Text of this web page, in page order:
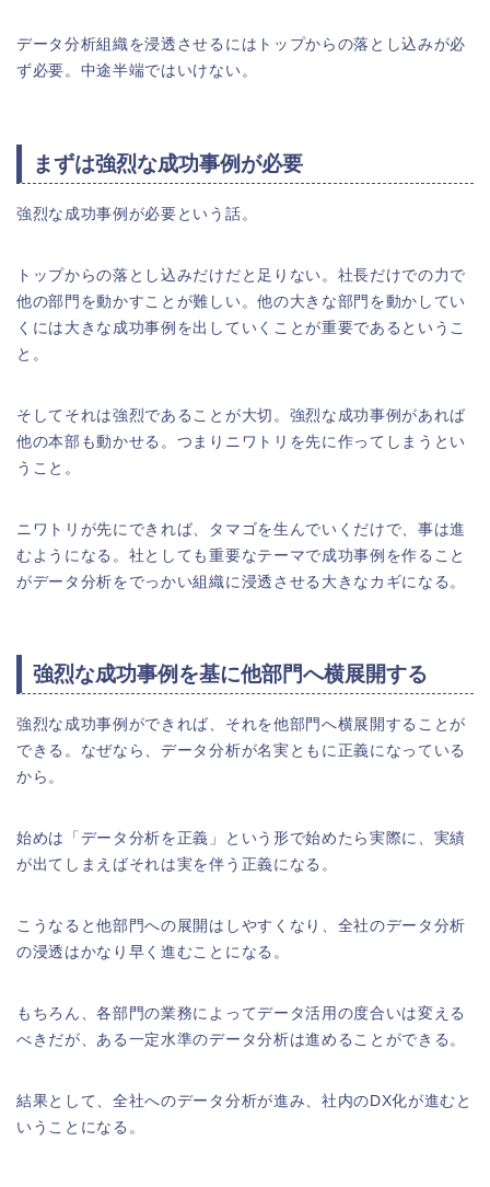
データ分析組織を浸透させるにはトップからの落とし込みが必
ず必要。中途半端ではいけない。
まずは強烈な成功事例が必要
強烈な成功事例が必要という話。
トップからの落とし込みだけだと足りない。社長だけでの力で
他の部門を動かすことが難しい。他の大きな部門を動かしてい
くには大きな成功事例を出していくことが重要であるというこ
と。
そしてそれは強烈であることが大切。強烈な成功事例があれば
他の本部も動かせる。つまりニワトリを先に作ってしまうとい
うこと。
ニワトリが先にできれば、タマゴを生んでいくだけで、事は進
むようになる。社としても重要なテーマで成功事例を作ること
がデータ分析をでっかい組織に浸透させる大きなカギになる。
強烈な成功事例を基に他部門へ横展開する
強烈な成功事例ができれば、それを他部門へ横展開することが
できる。なぜなら、データ分析が名実ともに正義になっている
から。
始めは「データ分析を正義」という形で始めたら実際に、実績
が出てしまえばそれは実を伴う正義になる。
こうなると他部門への展開はしやすくなり、全社のデータ分析
の浸透はかなり早く進むことになる。
もちろん、各部門の業務によってデータ活用の度合いは変える
べきだが、ある一定水準のデータ分析は進めることができる。
結果として、全社へのデータ分析が進み、社内のDX化が進むと
いうことになる。